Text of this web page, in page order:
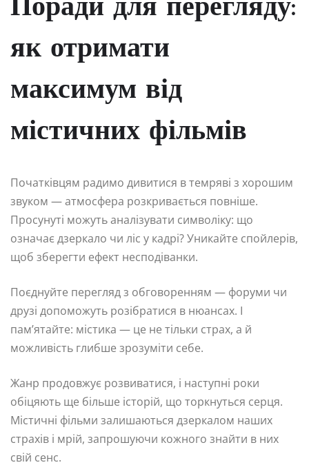
Поради для перегляду:
як отримати
максимум від
містичних фільмів
Початківцям радимо дивитися в темряві з хорошим
звуком — атмосфера розкривається повніше.
Просунуті можуть аналізувати символіку: що
означає дзеркало чи ліс у кадрі? Уникайте спойлерів,
щоб зберегти ефект несподіванки.
Поєднуйте перегляд з обговоренням — форуми чи
друзі допоможуть розібратися в нюансах. І
пам’ятайте: містика — це не тільки страх, а й
можливість глибше зрозуміти себе.
Жанр продовжує розвиватися, і наступні роки
обіцяють ще більше історій, що торкнуться серця.
Містичні фільми залишаються дзеркалом наших
страхів і мрій, запрошуючи кожного знайти в них
свій сенс.